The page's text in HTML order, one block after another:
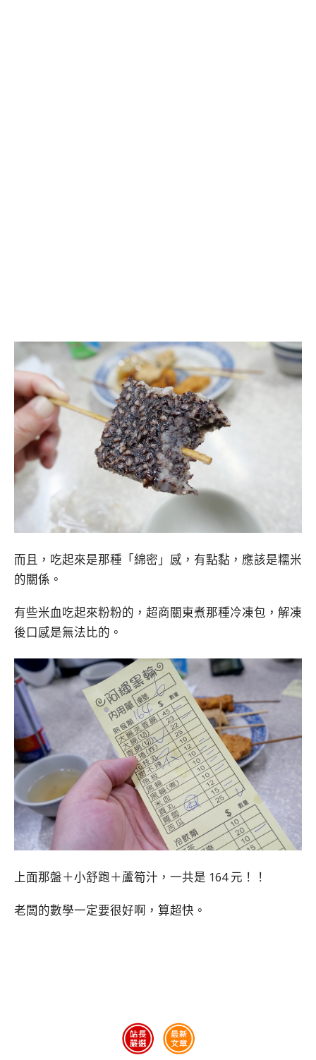
而且，吃起來是那種「綿密」感，有點黏，應該是糯米
的關係。
有些米血吃起來粉粉的，超商關東煮那種冷凍包，解凍
後口感是無法比的。
上面那盤＋小舒跑＋蘆筍汁，一共是 164 元！！
老闆的數學一定要很好啊，算超快。